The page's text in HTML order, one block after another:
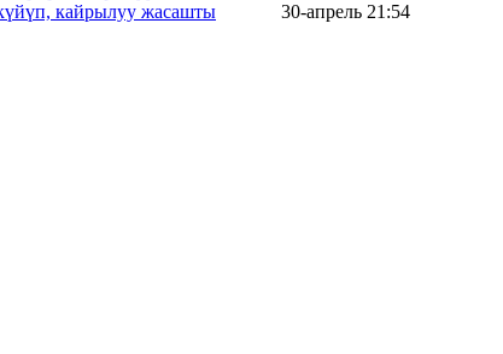
кайрылуу жасашты 30-апрель 21:54